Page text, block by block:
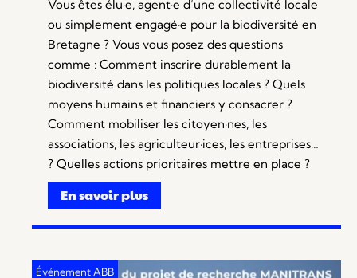
Vous êtes élu·e, agent·e d’une collectivité locale
ou simplement engagé·e pour la biodiversité en
Bretagne ? Vous vous posez des questions
comme : Comment inscrire durablement la
biodiversité dans les politiques locales ? Quels
moyens humains et financiers y consacrer ?
Comment mobiliser les citoyen·nes, les
associations, les agriculteur·ices, les entreprises…
? Quelles actions prioritaires mettre en place ?
En savoir plus